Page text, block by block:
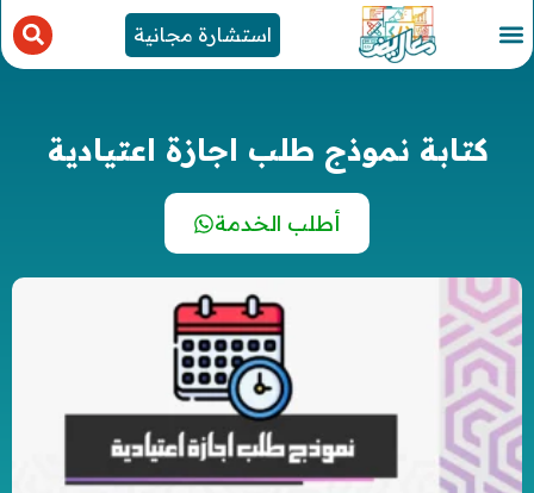
استشارة مجانية
كتابة نموذج طلب اجازة اعتيادية
أطلب الخدمة